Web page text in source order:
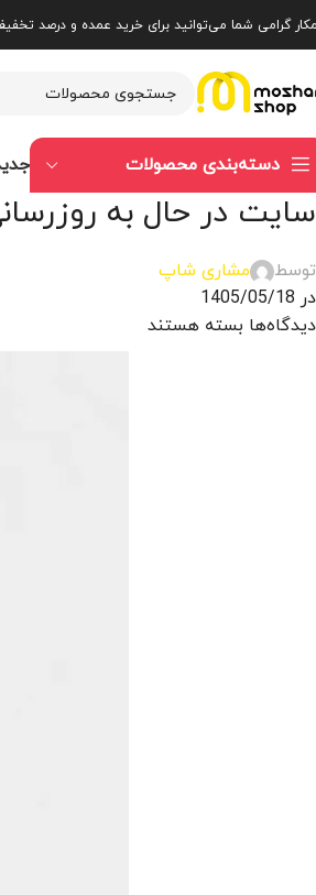
گرامی شما می‌توانید برای خرید عمده و درصد
دسته‌بندی محصولات
سایت در حال به
توسط
مشاری شاپ
در 1405/05/18
دیدگاه‌ها بسته هستند